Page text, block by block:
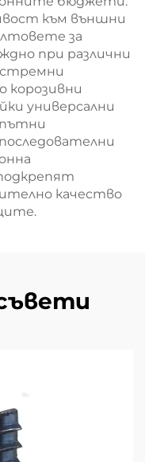
към външни
за
при различни
корозивни
универсални
качество